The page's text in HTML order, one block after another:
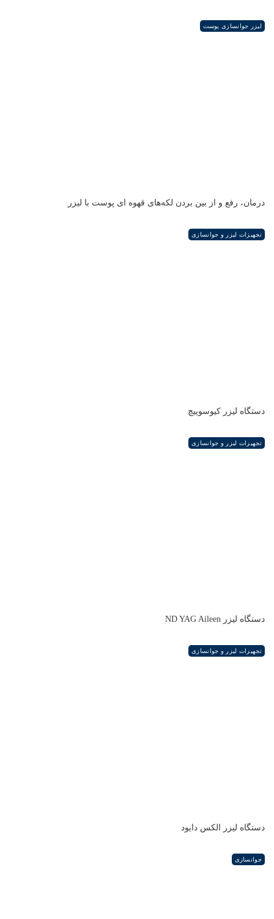
لیزر جوانسازی پوست
درمان، رفع و از بین بردن لکه‌های قهوه ای پوست با لیزر
تجهیزات لیزر و جوانسازی
دستگاه لیزر کیوسوییچ
تجهیزات لیزر و جوانسازی
دستگاه لیزر ND YAG Aileen
تجهیزات لیزر و جوانسازی
دستگاه لیزر الکس دایود
جوانسازی